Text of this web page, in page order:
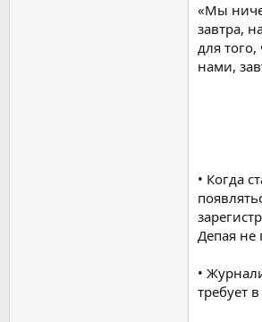
«Мы
завтра,
для
нами,
•‎ Когда
Депая не
•‎
требует